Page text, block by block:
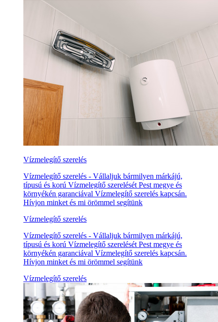
Vízmelegítő szerelés
Vízmelegítő szerelés - Vállaljuk bármilyen márkájú,
típusú és korú Vízmelegítő szerelését Pest megye és
környékén garanciával Vízmelegítő szerelés kapcsán.
Hívjon minket és mi örömmel segítünk
Vízmelegítő szerelés
Vízmelegítő szerelés - Vállaljuk bármilyen márkájú,
típusú és korú Vízmelegítő szerelését Pest megye és
környékén garanciával Vízmelegítő szerelés kapcsán.
Hívjon minket és mi örömmel segítünk
Vízmelegítő szerelés